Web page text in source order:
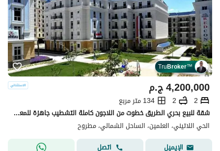
TruBroker™
ج.م4,200,000
2
2
134 متر مربع
شقة للبيع بحري الطريق خطوت من اللاجون كاملة التشطيب جاهزة للمعاينة في الحي اللاتيني بمدينة العلمين الجديدة الساحل الشمالي latin district
الحي اللاتيني، العلمين، الساحل الشمالي، مطروح
الإيميل
اتصل